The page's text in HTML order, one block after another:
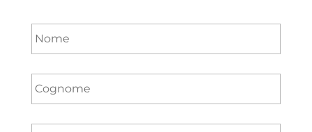
Nome *
Cognome *
Email